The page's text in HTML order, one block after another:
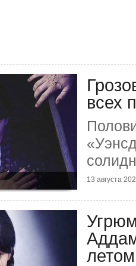
всех
13 августа
летом